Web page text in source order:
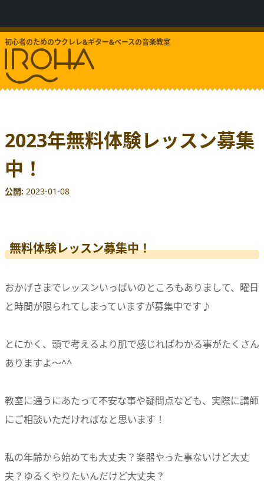
初心者のためのウクレレ&ギター&ベースの音楽教室
2023年無料体験レッスン募集
中！
公開 2023-01-08
無料体験レッスン募集中！
おかげさまでレッスンいっぱいのところもありまして、曜日
と時間が限られてしまっていますが募集中です♪
とにかく、頭で考えるより肌で感じればわかる事がたくさん
ありますよ〜^^
教室に通うにあたって不安な事や疑問点なども、実際に講師
にご相談いただければなと思います！
私の年齢から始めても大丈夫？楽器やった事ないけど大丈
夫？ゆるくやりたいんだけど大丈夫？